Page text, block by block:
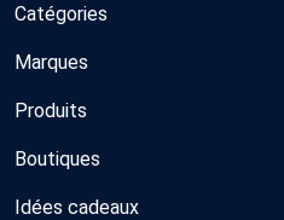
Catégories
Marques
Produits
Boutiques
Idées cadeaux